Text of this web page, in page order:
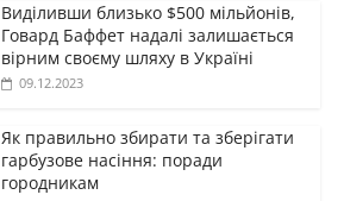
Виділивши близько $500 мільйонів,
Говард Баффет надалі залишається
вірним своєму шляху в Україні
09.12.2023
Як правильно збирати та зберігати
гарбузове насіння: поради
городникам